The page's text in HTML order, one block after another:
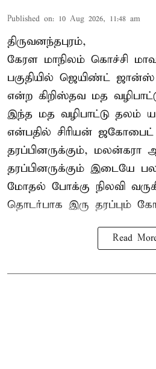
Published on: 10 Aug 2026, 11:48 am
திருவனந்தபுரம்,
கேரள மாநிலம் கொச்சி
பகுதியில் ஜெயிண்ட்
என்ற கிறிஸ்தவ மத
இந்த மத வழிபாட்டு தலம்
என்பதில் சிரியன்
தரப்பினருக்கும்,
தரப்பினருக்கும் இடையே
மோதல் போக்கு நிலவி
தொடர்பாக இரு தரப்பும்
Read